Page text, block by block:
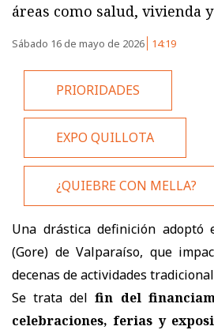
áreas como salud, vivienda
Sábado 16 de mayo de 2026 14:19
PRIORIDADES
EXPO QUILLOTA
¿QUIEBRE CON MELLA?
Una drástica definición adoptó
(Gore) de Valparaíso, que
decenas de actividades
Se trata delfin del
celebraciones, ferias y